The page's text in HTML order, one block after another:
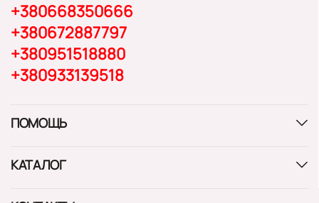
+380668350666
+380672887797
+380951518880
+380933139518
ПОМОЩЬ
КАТАЛОГ